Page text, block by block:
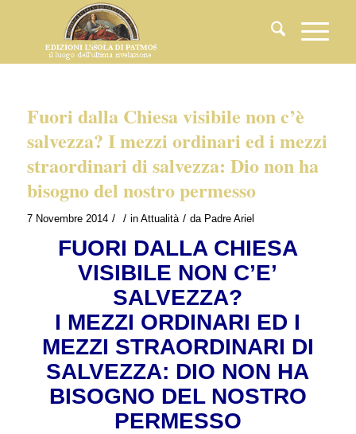
Fuori dalla Chiesa visibile non c’è
salvezza? I mezzi ordinari ed i mezzi
straordinari di salvezza: Dio non ha
bisogno del nostro permesso
7 Novembre 2014 / / in Attualità / da Padre Ariel
FUORI DALLA CHIESA
VISIBILE NON C’E’
SALVEZZA?
I MEZZI ORDINARI ED I
MEZZI STRAORDINARI DI
SALVEZZA: DIO NON HA
BISOGNO DEL NOSTRO
PERMESSO